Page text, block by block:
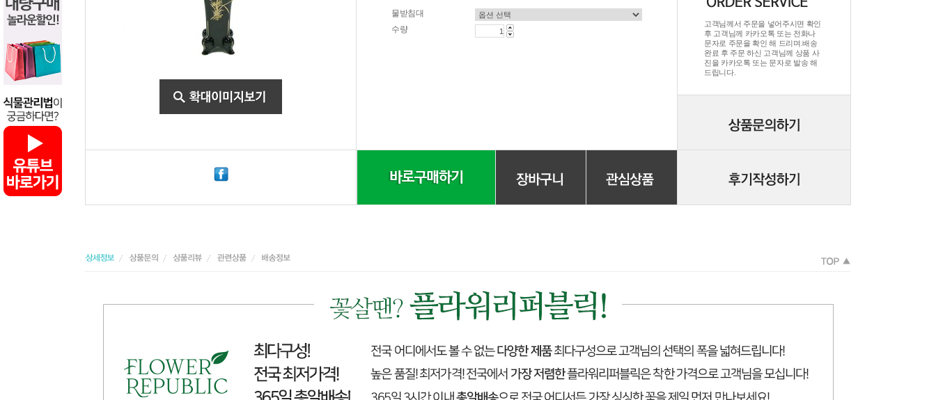
물받침대
수량
고객님께서 주문을 넣어주시면 확인
후 고객님께 카카오톡 또는 전화나
문자로 주문을 확인 해 드리며.배송
완료 후 주문 하신 고객님께 상품 사
진을 카카오톡 또는 문자로 발송 해
드립니다.